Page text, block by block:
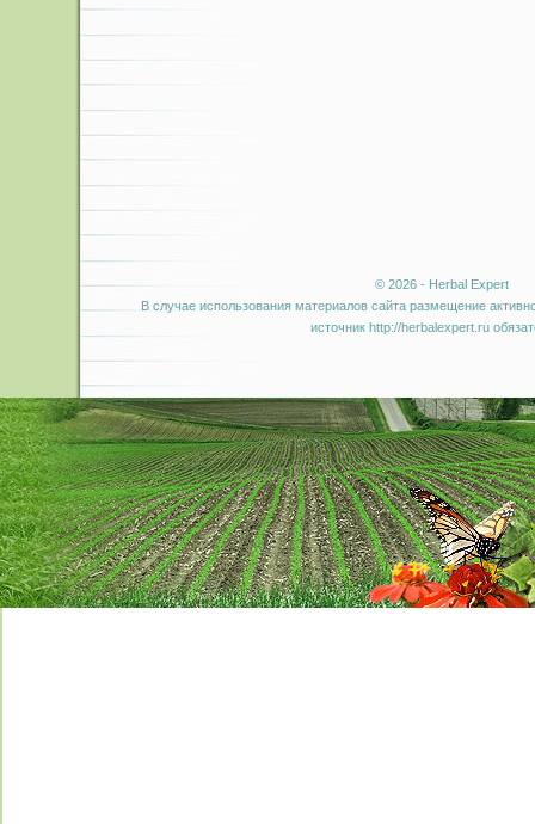
© 2026 - Herbal Expert
В случае использования материалов сайта размещение
источник http://herbalexpert.ru